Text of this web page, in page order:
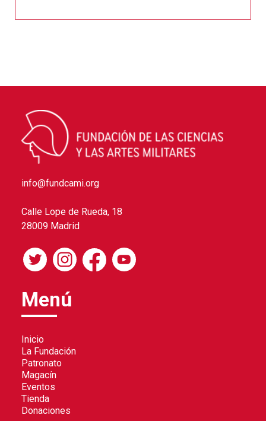
info@fundcami.org
Calle Lope de Rueda, 18
28009 Madrid
Menú
Inicio
La Fundación
Patronato
Magacín
Eventos
Tienda
Donaciones